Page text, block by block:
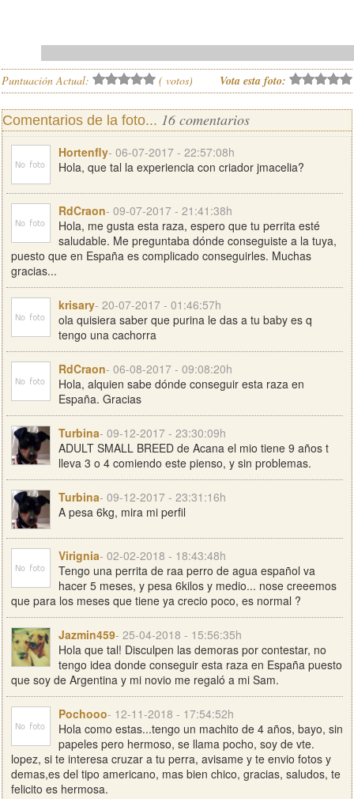
Puntuación Actual: ( votos) Vota esta foto:
Comentarios de la foto... 16 comentarios
Hortenfly- 06-07-2017 - 22:57:08h
Hola, que tal la experiencia con criador jmacelia?
RdCraon- 09-07-2017 - 21:41:38h
Hola, me gusta esta raza, espero que tu perrita esté
saludable. Me preguntaba dónde conseguiste a la tuya,
puesto que en España es complicado conseguirles. Muchas
gracias...
krisary- 20-07-2017 - 01:46:57h
ola quisiera saber que purina le das a tu baby es q
tengo una cachorra
RdCraon- 06-08-2017 - 09:08:20h
Hola, alquien sabe dónde conseguir esta raza en
España. Gracias
Turbina- 09-12-2017 - 23:30:09h
ADULT SMALL BREED de Acana el mio tiene 9 años t
lleva 3 o 4 comiendo este pienso, y sin problemas.
Turbina- 09-12-2017 - 23:31:16h
A pesa 6kg, mira mi perfil
Virignia- 02-02-2018 - 18:43:48h
Tengo una perrita de raa perro de agua español va
hacer 5 meses, y pesa 6kilos y medio... nose creeemos
que para los meses que tiene ya crecio poco, es normal ?
Jazmin459- 25-04-2018 - 15:56:35h
Hola que tal! Disculpen las demoras por contestar, no
tengo idea donde conseguir esta raza en España puesto
que soy de Argentina y mi novio me regaló a mi Sam.
Pochooo- 12-11-2018 - 17:54:52h
Hola como estas...tengo un machito de 4 años, bayo, sin
papeles pero hermoso, se llama pocho, soy de vte.
lopez, si te interesa cruzar a tu perra, avisame y te envio fotos y
demas,es del tipo americano, mas bien chico, gracias, saludos, te
felicito es hermosa.